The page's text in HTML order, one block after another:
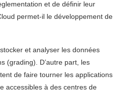
et de définir leur
permet-il le développement de
et analyser les données
(grading). D’autre part, les
de faire tourner les applications
accessibles à des centres de